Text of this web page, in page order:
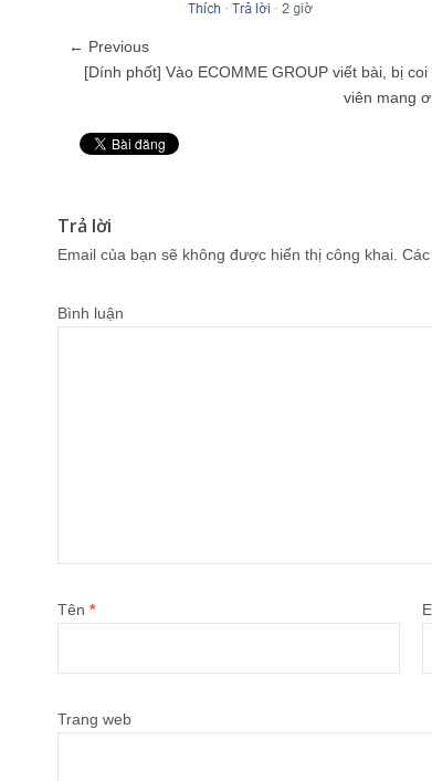
← Previous
[Dính phốt] Vào ECOMME GROUP viết bài, bị
viên mang
Trả lời
Email của bạn sẽ không được hiển thị công khai.
Bình luận
Tên *
Trang web